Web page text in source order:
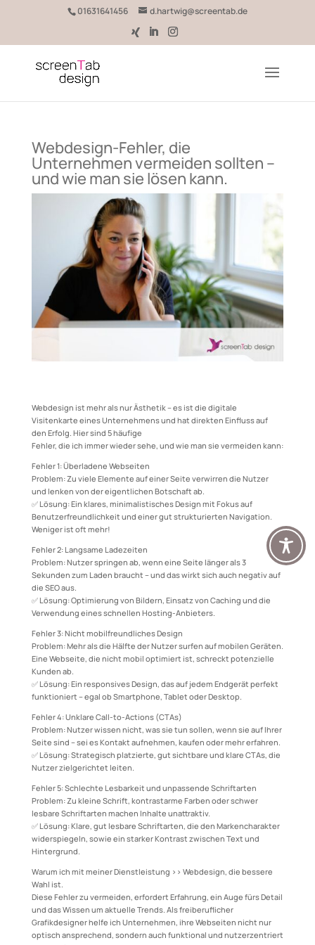
01631641456 d.hartwig@screentab.de
Webdesign-Fehler, die
Unternehmen vermeiden sollten –
und wie man sie lösen kann.
Webdesign ist mehr als nur Ästhetik – es ist die digitale
Visitenkarte eines Unternehmens und hat direkten Einfluss auf
den Erfolg. Hier sind 5 häufige
Fehler, die ich immer wieder sehe, und wie man sie vermeiden kann:
Fehler 1: Überladene Webseiten
Problem: Zu viele Elemente auf einer Seite verwirren die Nutzer
und lenken von der eigentlichen Botschaft ab.
✅ Lösung: Ein klares, minimalistisches Design mit Fokus auf
Benutzerfreundlichkeit und einer gut strukturierten Navigation.
Weniger ist oft mehr!
Fehler 2: Langsame Ladezeiten
Problem: Nutzer springen ab, wenn eine Seite länger als 3
Sekunden zum Laden braucht – und das wirkt sich auch negativ auf
die SEO aus.
✅ Lösung: Optimierung von Bildern, Einsatz von Caching und die
Verwendung eines schnellen Hosting-Anbieters.
Fehler 3: Nicht mobilfreundliches Design
Problem: Mehr als die Hälfte der Nutzer surfen auf mobilen Geräten.
Eine Webseite, die nicht mobil optimiert ist, schreckt potenzielle
Kunden ab.
✅ Lösung: Ein responsives Design, das auf jedem Endgerät perfekt
funktioniert – egal ob Smartphone, Tablet oder Desktop.
Fehler 4: Unklare Call-to-Actions (CTAs)
Problem: Nutzer wissen nicht, was sie tun sollen, wenn sie auf Ihrer
Seite sind – sei es Kontakt aufnehmen, kaufen oder mehr erfahren.
✅ Lösung: Strategisch platzierte, gut sichtbare und klare CTAs, die
Nutzer zielgerichtet leiten.
Fehler 5: Schlechte Lesbarkeit und unpassende Schriftarten
Problem: Zu kleine Schrift, kontrastarme Farben oder schwer
lesbare Schriftarten machen Inhalte unattraktiv.
✅ Lösung: Klare, gut lesbare Schriftarten, die den Markencharakter
widerspiegeln, sowie ein starker Kontrast zwischen Text und
Hintergrund.
Warum ich mit meiner Dienstleistung >> Webdesign, die bessere
Wahl ist.
Diese Fehler zu vermeiden, erfordert Erfahrung, ein Auge fürs Detail
und das Wissen um aktuelle Trends. Als freiberuflicher
Grafikdesigner helfe ich Unternehmen, ihre Webseiten nicht nur
optisch ansprechend, sondern auch funktional und nutzerzentriert